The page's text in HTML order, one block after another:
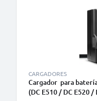
CARGADORES
Cargador para
(DC E510 / DC E520 /